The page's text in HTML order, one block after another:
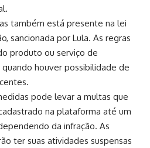
também está presente na lei
sancionada por Lula. As regras
produto ou serviço de
houver possibilidade de
pode levar a multas que
na plataforma até um
da infração. As
ter suas atividades suspensas